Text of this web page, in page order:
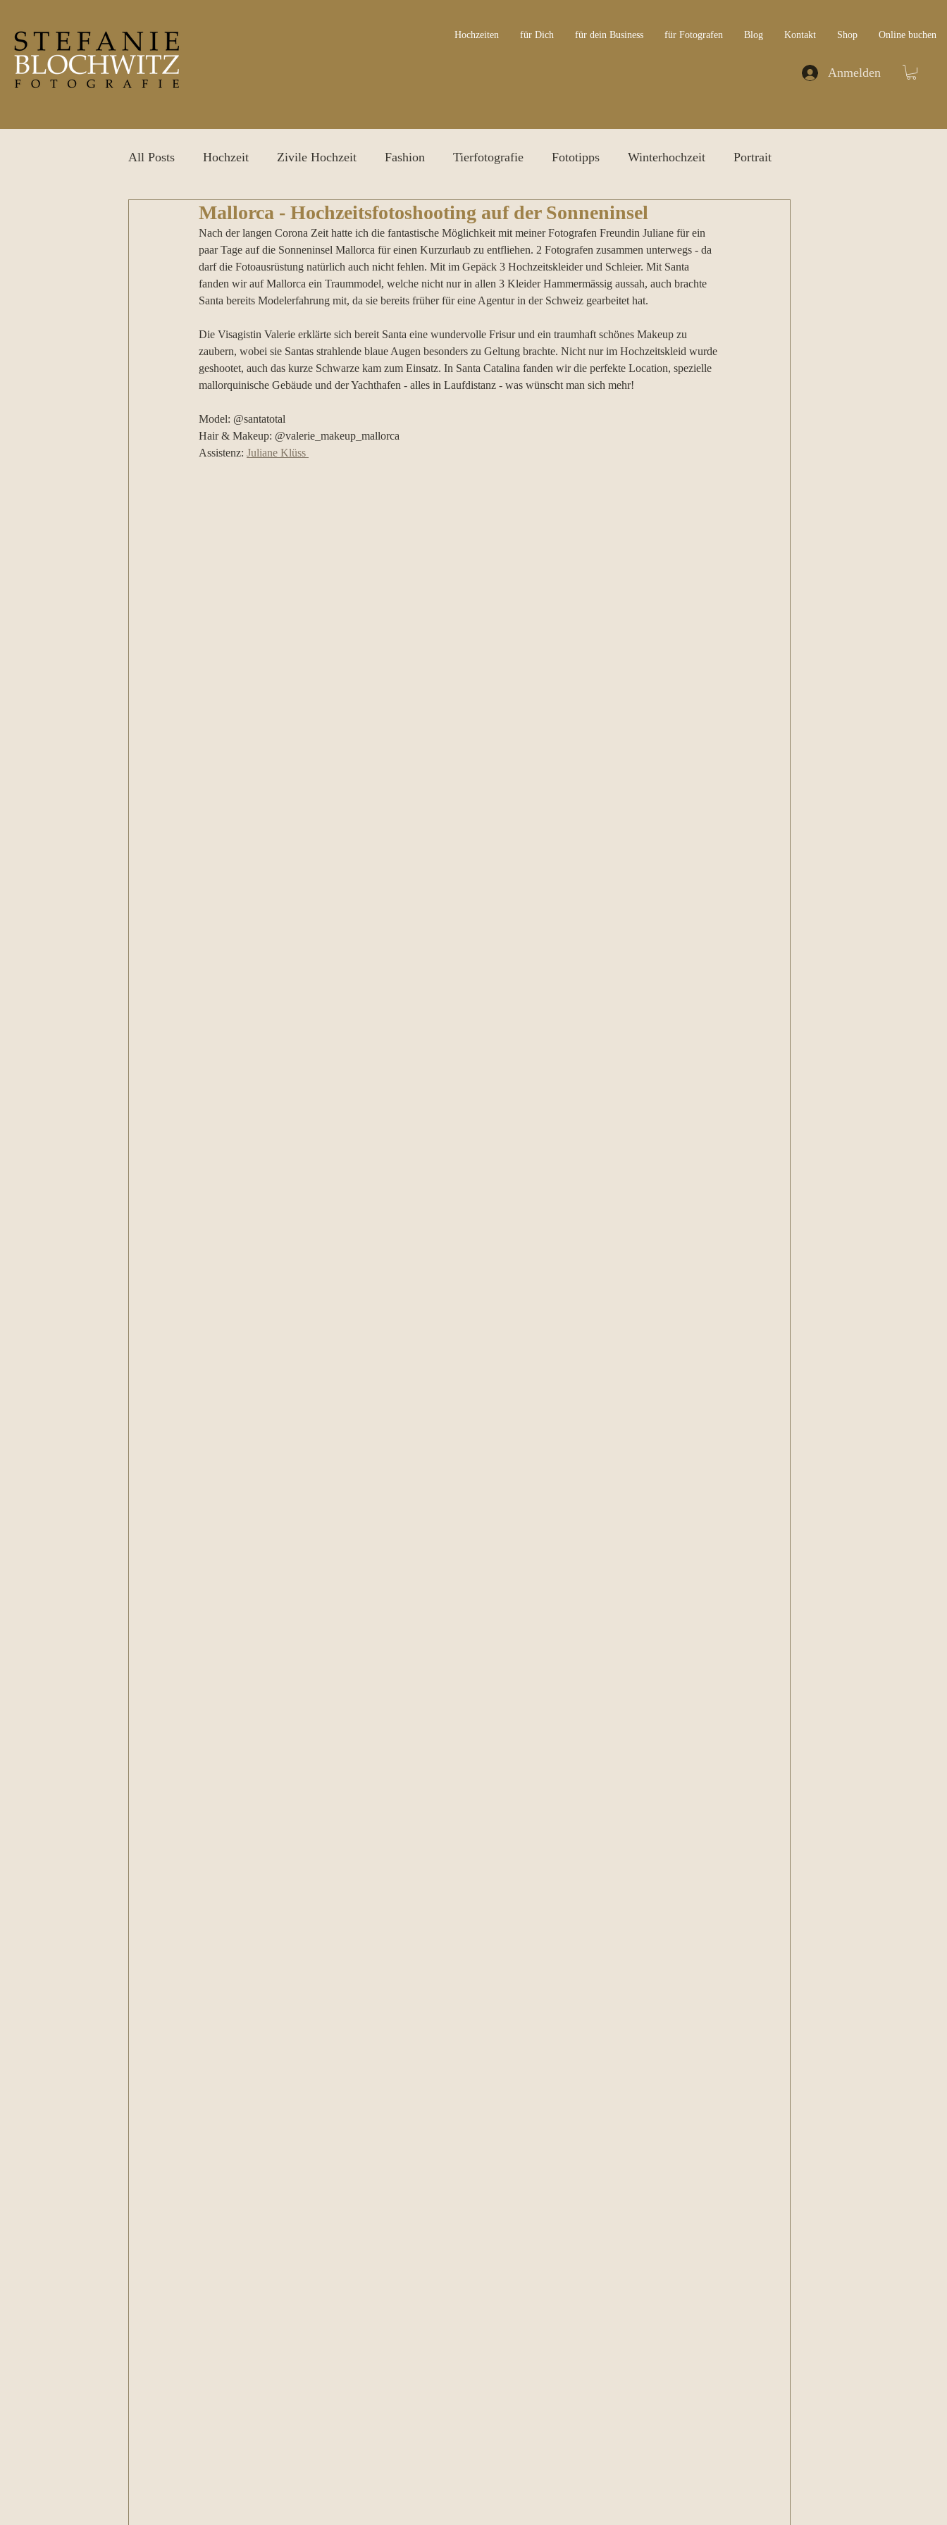
Hochzeiten für Dich für dein Business für Fotografen Blog Kontakt Shop Online buchen
Anmelden
All Posts Hochzeit Zivile Hochzeit Fashion Tierfotografie Fototipps Winterhochzeit Portrait
After Wedding Shooting Personal Branding Shooting Irisfotografie Awards
Mallorca - Hochzeitsfotoshooting auf der Sonneninsel
Nach der langen Corona Zeit hatte ich die fantastische Möglichkeit mit meiner Fotografen Freundin Juliane für ein
paar Tage auf die Sonneninsel Mallorca für einen Kurzurlaub zu entfliehen. 2 Fotografen zusammen unterwegs - da
darf die Fotoausrüstung natürlich auch nicht fehlen. Mit im Gepäck 3 Hochzeitskleider und Schleier. Mit Santa
fanden wir auf Mallorca ein Traummodel, welche nicht nur in allen 3 Kleider Hammermässig aussah, auch brachte
Santa bereits Modelerfahrung mit, da sie bereits früher für eine Agentur in der Schweiz gearbeitet hat.
Die Visagistin Valerie erklärte sich bereit Santa eine wundervolle Frisur und ein traumhaft schönes Makeup zu
zaubern, wobei sie Santas strahlende blaue Augen besonders zu Geltung brachte. Nicht nur im Hochzeitskleid wurde
geshootet, auch das kurze Schwarze kam zum Einsatz. In Santa Catalina fanden wir die perfekte Location, spezielle
mallorquinische Gebäude und der Yachthafen - alles in Laufdistanz - was wünscht man sich mehr!
Model: @santatotal
Hair & Makeup: @valerie_makeup_mallorca
Assistenz: Juliane Klüss